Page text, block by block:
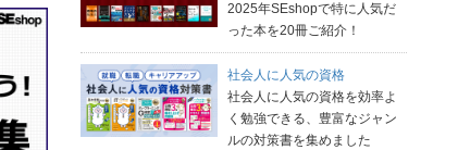
2025年SEshopで特に人気だ
った本を20冊ご紹介！
社会人に人気の資格
社会人に人気の資格を効率よ
く勉強できる、豊富なジャン
ルの対策書を集めました